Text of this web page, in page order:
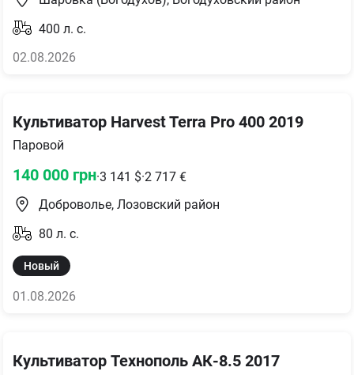
400 л. с.
02.08.2026
Культиватор Harvest Terra Pro 400 2019
Паровой
140 000 грн·3 141 $·2 717 €
Доброволье, Лозовский район
80 л. с.
Новый
01.08.2026
Культиватор Технополь АК-8.5 2017